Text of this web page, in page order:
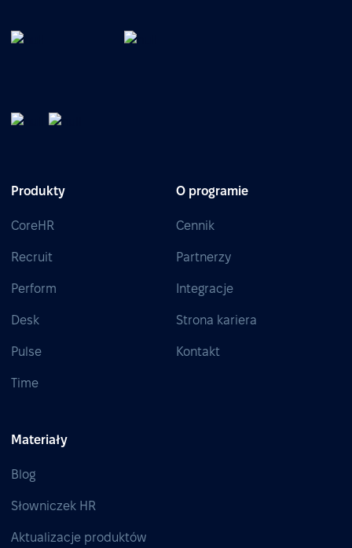
Produkty
CoreHR
Recruit
Perform
Desk
Pulse
Time
O programie
Cennik
Partnerzy
Integracje
Strona kariera
Kontakt
Materiały
Blog
Słowniczek HR
Aktualizacje produktów